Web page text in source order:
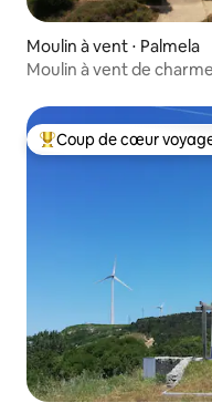
Moulin à vent ⋅ Palmela
Moulin à vent de
Coups de cœur
Coup de cœur